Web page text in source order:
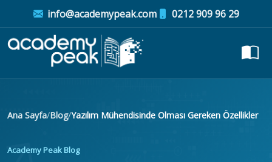
info@academypeak.com 0212 909 96 29
Ana Sayfa/Blog/Yazılım Mühendisinde Olması Gereken Özellikler
Academy Peak Blog